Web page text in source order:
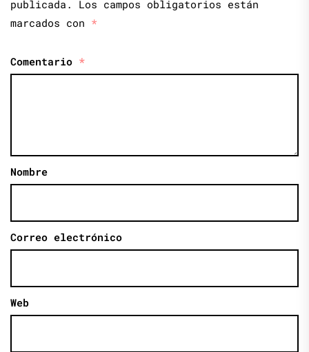
publicada.
Los campos obligatorios están
marcados con *
Comentario *
Nombre
Correo electrónico
Web